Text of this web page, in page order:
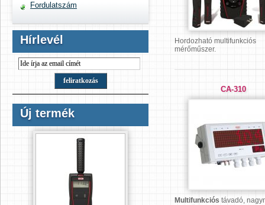
Fordulatszám
Hírlevél
Új termék
Hordozható multifunkciós
mérőműszer.
CA-310
Multifunkciós távadó,